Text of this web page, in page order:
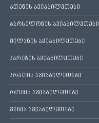
ათენის ავიაბილეთები
ბარსელონის ავიაბილეთები
მილანის ავიაბილეთები
პარიზის ავიაბილეთები
პრაღის ავიაბილეთები
რომის ავიაბილეთები
ვენის ავიაბილეთები